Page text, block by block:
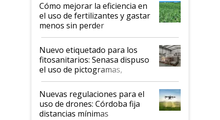
Cómo mejorar la eficiencia en
el uso de fertilizantes y gastar
menos sin perder
productividad en la campaña
fina
Nuevo etiquetado para los
fitosanitarios: Senasa dispuso
el uso de pictogramas,
palabras de advertencia e
indicaciones
Nuevas regulaciones para el
uso de drones: Córdoba fija
distancias mínimas